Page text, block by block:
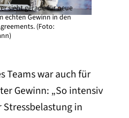
sieht gerade für neue
echten Gewinn in den
(Foto:
Teams war auch für
Gewinn: „So intensiv
in